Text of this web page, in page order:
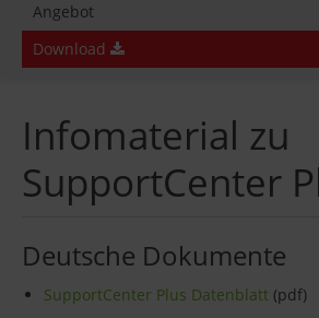
Angebot
Download
Infomaterial zu
SupportCenter
Deutsche Dokumente
SupportCenter Plus Datenblatt (pdf)